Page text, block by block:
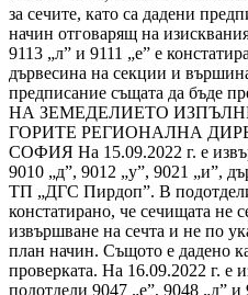
за сечите, като са дадени
начин отговарящ на
9113 „л” и 9111 „е” е
дървесина на секции и
предписание същата да
НА ЗЕМЕДЕЛИЕТО
ГОРИТЕ РЕГИОНАЛНА
СОФИЯ На 15.09.2022 г. е
9010 „д”, 9012 „у”, 9021 „и”,
ТП „ДГС Пирдоп”. В
констатирано, че сечищата не
извършване на сечта и не по
план начин. Същото е дадено
проверката. На 16.09.2022 г. е
подотдели 9047 „е”, 9048 „д”